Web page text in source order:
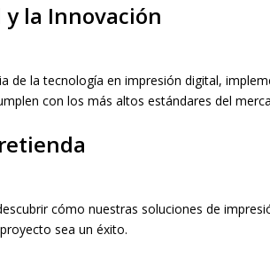
y la Innovación
de la tecnología en impresión digital,
con los más altos estándares del
cómo nuestras soluciones de
sea un éxito.